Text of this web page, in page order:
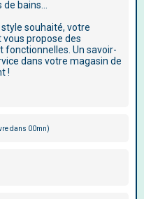
bains...
souhaité, votre
propose des
fonctionnelles. Un savoir-
dans votre magasin de
!
dans 00mn)